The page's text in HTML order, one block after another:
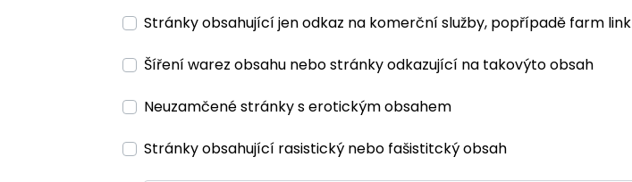
Stránky obsahující jen odkaz na komerční služby, popřípadě farm link
Šíření warez obsahu nebo stránky odkazující na takovýto obsah
Neuzamčené stránky s erotickým obsahem
Stránky obsahující rasistický nebo fašistitcký obsah